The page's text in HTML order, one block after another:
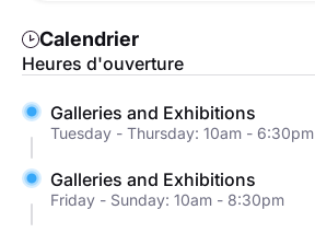
Calendrier
Heures d'ouverture
Galleries and Exhibitions
Tuesday - Thursday: 10am - 6:30pm
Galleries and Exhibitions
Friday - Sunday: 10am - 8:30pm